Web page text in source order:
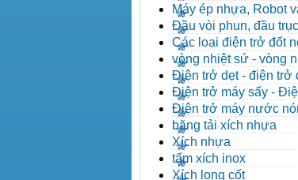
Máy ép nhựa, Robot
thiết bị máy phụ trợ
Đầu vòi phun, đầu trục
kẹp khuôn, cảm biến
Các loại điện trở đốt
vòng nhiệt sứ - vòng
inox
Điện trở dẹt - điện trở
nhôm, Halogen
Điện trở máy sấy -
que - Điện trở U
Điện trở máy nước
Máy dầu nóng
băng tải xích nhựa
Xích nhựa
tấm xích inox
Xích long cốt